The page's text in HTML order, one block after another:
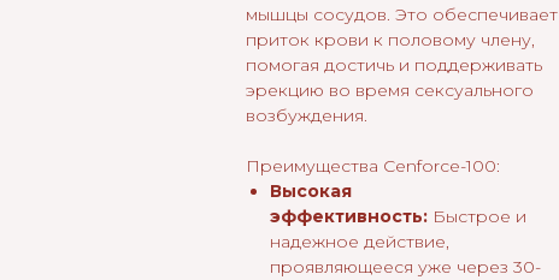
мышцы сосудов. Это обеспечивает
приток крови к половому члену,
помогая достичь и поддерживать
эрекцию во время сексуального
возбуждения.
Преимущества Cenforce-100:
Высокая
эффективность: Быстрое и
надежное действие,
проявляющееся уже через 30-